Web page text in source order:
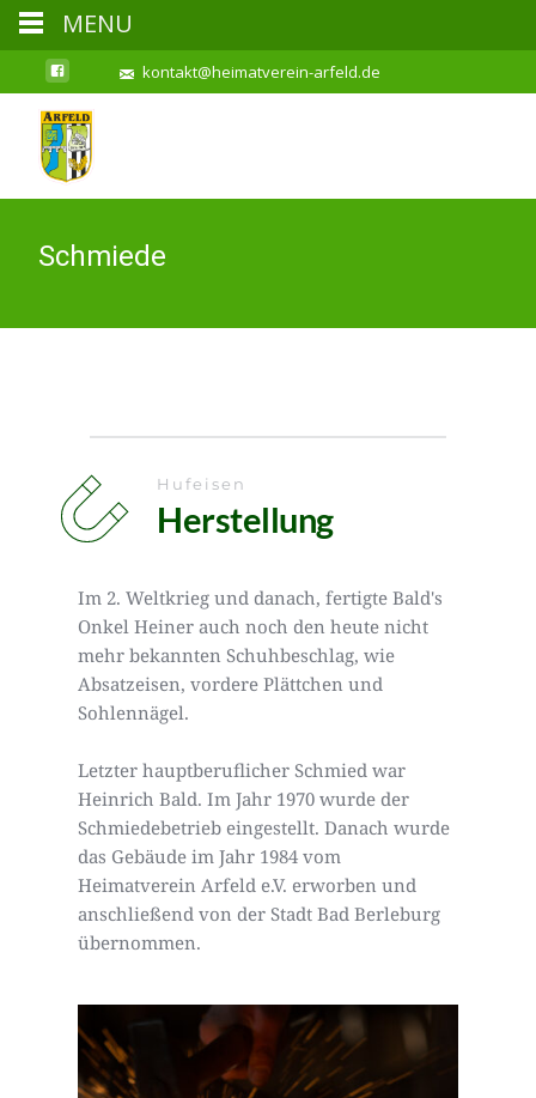
kontakt@heimatverein-arfeld.de
Schmiede
Hufeisen
Herstellung
Im 2. Weltkrieg und danach, fertigte Bald's
Onkel Heiner auch noch den heute nicht
mehr bekannten Schuhbeschlag, wie
Absatzeisen, vordere Plättchen und
Sohlennägel.
Letzter hauptberuflicher Schmied war
Heinrich Bald. Im Jahr 1970 wurde der
Schmiedebetrieb eingestellt. Danach wurde
das Gebäude im Jahr 1984 vom
Heimatverein Arfeld e.V. erworben und
anschließend von der Stadt Bad Berleburg
übernommen.
MENU